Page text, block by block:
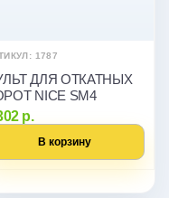
1787
ДЛЯ ОТКАТНЫХ
NICE SM4
р.
В корзину